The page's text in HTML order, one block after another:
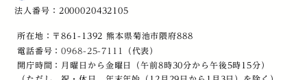
法人番号：2000020432105
所在地：〒861-1392 熊本県菊池市隈府888
電話番号：0968-25-7111
（代表）
開庁時間：月曜日から金曜日（午前8時30分から午後5時15分）